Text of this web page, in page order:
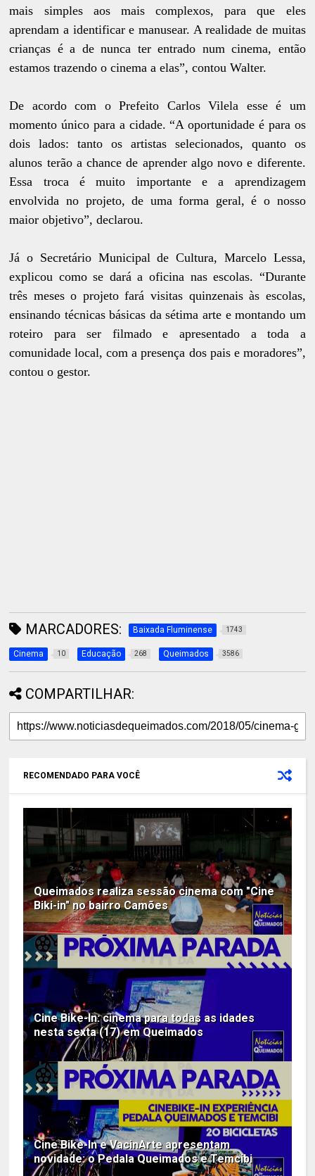
mais simples aos mais complexos, para que eles
aprendam a identificar e manusear. A realidade de muitas
crianças é a de nunca ter entrado num cinema, então
estamos trazendo o cinema a elas”, contou Walter.
De acordo com o Prefeito Carlos Vilela esse é um
momento único para a cidade. “A oportunidade é para os
dois lados: tanto os artistas selecionados, quanto os
alunos terão a chance de aprender algo novo e diferente.
Essa troca é muito importante e a aprendizagem
envolvida no projeto, de uma forma geral, é o nosso
maior objetivo”, declarou.
Já o Secretário Municipal de Cultura, Marcelo Lessa,
explicou como se dará a oficina nas escolas. “Durante
três meses o projeto fará visitas quinzenais às escolas,
ensinando técnicas básicas da sétima arte e montando um
roteiro para ser filmado e apresentado a toda a
comunidade local, com a presença dos pais e moradores”,
contou o gestor.
MARCADORES: Baixada Fluminense 1743
Cinema 10 Educação 268 Queimados 3586
COMPARTILHAR:
RECOMENDADO PARA VOCÊ
Queimados realiza sessão cinema com "Cine
Biki-in" no bairro Camões
Cine Bike-In: cinema para todas as idades
nesta sexta (17) em Queimados
Cine Bike-In e VacinArte apresentam
novidade: o Pedala Queimados e Temcibi